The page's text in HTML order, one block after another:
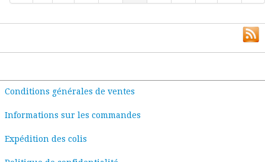
Conditions générales de ventes
Informations sur les commandes
Expédition des colis